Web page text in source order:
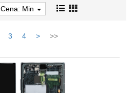
Cena: Min
3 4 > >>